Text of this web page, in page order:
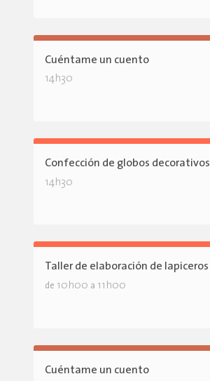
Cuéntame un cuento
14h30
Confección de globos decorativos
14h30
Taller de elaboración de lapiceros
de 10h00 a 11h00
Cuéntame un cuento